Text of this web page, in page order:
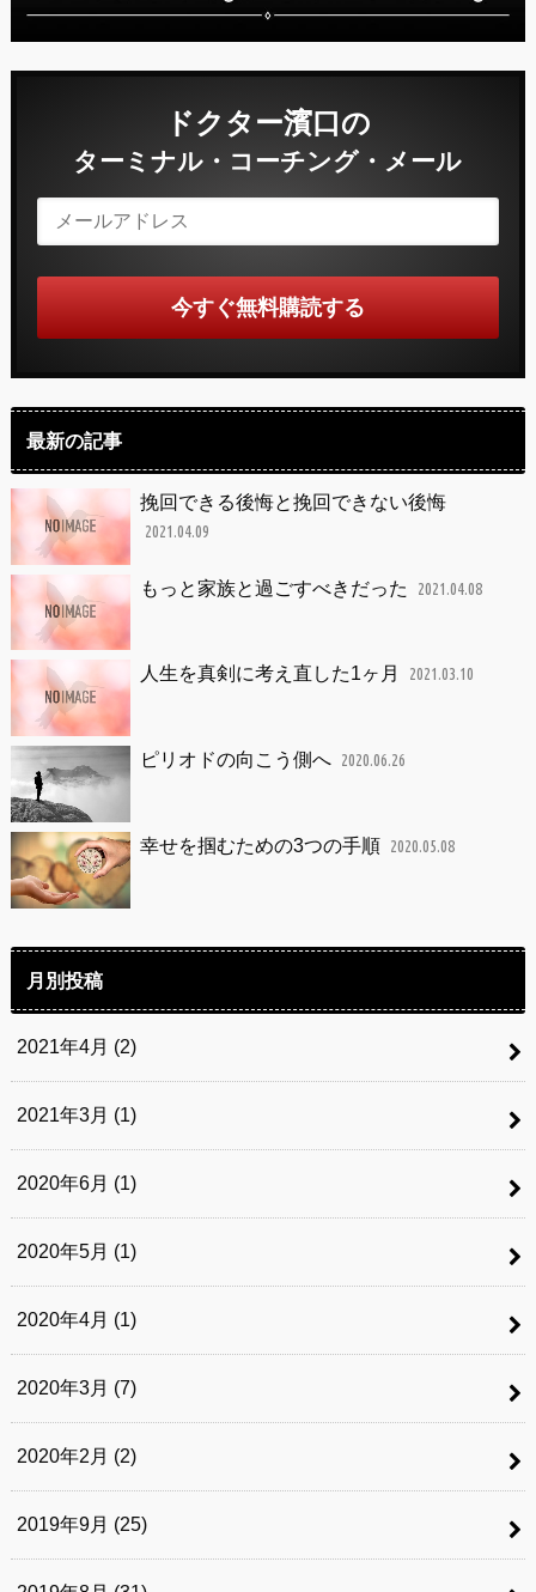
ドクター濱口の
ターミナル・コーチング・メール
最新の記事
挽回できる後悔と挽回できない後悔
2021.04.09
もっと家族と過ごすべきだった 2021.04.08
人生を真剣に考え直した1ヶ月 2021.03.10
ピリオドの向こう側へ 2020.06.26
幸せを掴むための3つの手順 2020.05.08
月別投稿
2021年4月 (2)
2021年3月 (1)
2020年6月 (1)
2020年5月 (1)
2020年4月 (1)
2020年3月 (7)
2020年2月 (2)
2019年9月 (25)